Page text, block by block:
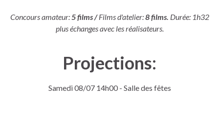
Concours amateur:5 films /Films d'atelier:8 films. Durée: 1h32
plus échanges avec les réalisateurs.
Projections:
Samedi 08/07 14h00 - Salle des fêtes